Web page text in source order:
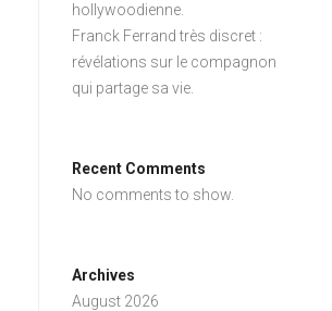
hollywoodienne.
Franck Ferrand très discret :
révélations sur le compagnon
qui partage sa vie.
Recent Comments
No comments to show.
Archives
August 2026